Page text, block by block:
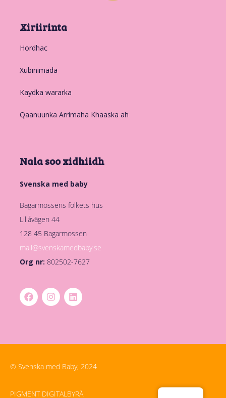
Xiriirinta
Hordhac
Xubinimada
Kaydka wararka
Qaanuunka Arrimaha Khaaska ah
Nala soo xidhiidh
Svenska med baby
Bagarmossens folkets hus
Lillåvägen 44
128 45 Bagarmossen
mail@svenskamedbaby.se
Org nr: 802502-7627
© Svenska med Baby, 2024
PIGMENT DIGITALBYRÅ